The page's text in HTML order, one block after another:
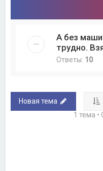
А без
трудно.
Ответы: 10
Новая тема
1 тема •